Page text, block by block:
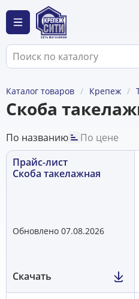
Каталог товаров Крепеж
Скоба
По названию
По цене
Прайс-лист
Скоба такелажная
Обновлено 07.08.2026
Скачать